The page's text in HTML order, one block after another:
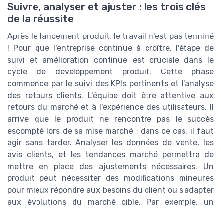
Suivre, analyser et ajuster : les trois clés
de la réussite
Après le lancement produit, le travail n'est pas terminé
! Pour que l'entreprise continue à croître, l'étape de
suivi et amélioration continue est cruciale dans le
cycle de développement produit. Cette phase
commence par le suivi des KPIs pertinents et l'analyse
des retours clients. L'équipe doit être attentive aux
retours du marché et à l'expérience des utilisateurs. Il
arrive que le produit ne rencontre pas le succès
escompté lors de sa mise marché ; dans ce cas, il faut
agir sans tarder. Analyser les données de vente, les
avis clients, et les tendances marché permettra de
mettre en place des ajustements nécessaires. Un
produit peut nécessiter des modifications mineures
pour mieux répondre aux besoins du client ou s'adapter
aux évolutions du marché cible. Par exemple, un